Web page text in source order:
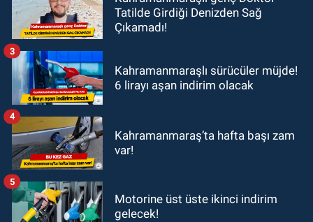
Tatilde Girdiği Denizden Sağ
Çıkamadı!
Kahramanmaraşlı sürücüler müjde!
6 lirayı aşan indirim olacak
3
Kahramanmaraş’ta hafta başı zam
var!
4
Motorine üst üste ikinci indirim
gelecek!
5